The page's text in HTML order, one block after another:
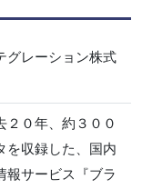
グレーション株式
２０年、約３００
を収録した、国内
報サービス『ブラ